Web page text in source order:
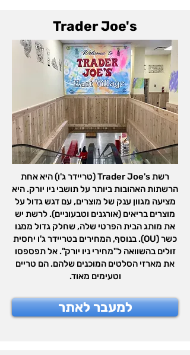
Trader Joe's
רשת Trader Joe's (טריידר ג'ו) היא אחת
הרשתות האהובות ביותר על תושבי ניו יורק. היא
מציעה מגוון ענק של מוצרים, עם דגש גדול על
מוצרים בריאים (אורגנים וטבעוניים). לרשת יש
את מותג הבית הפרטי שלה, שחלק גדול ממנו
כשר (OU). בנוסף, המחירים בטריידר ג'ו יחסית
זולים בהשוואה ל"מחירי ניו יורק". אל תפספסו
את מארזי הסלטים המוכנים שלהם. הם טריים
וטעימים מאוד.
למעבר לאתר